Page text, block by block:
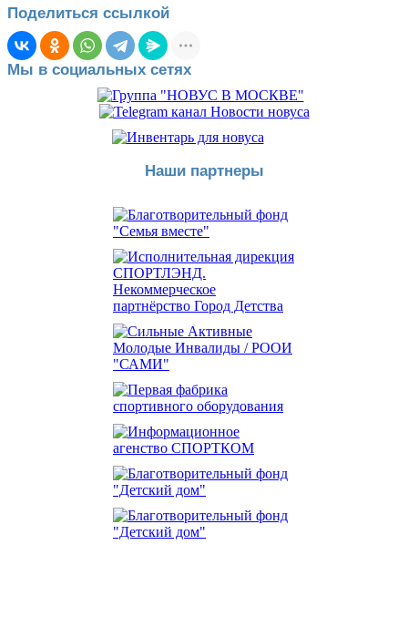
Поделиться ссылкой
Мы в социальных сетях
Наши партнеры